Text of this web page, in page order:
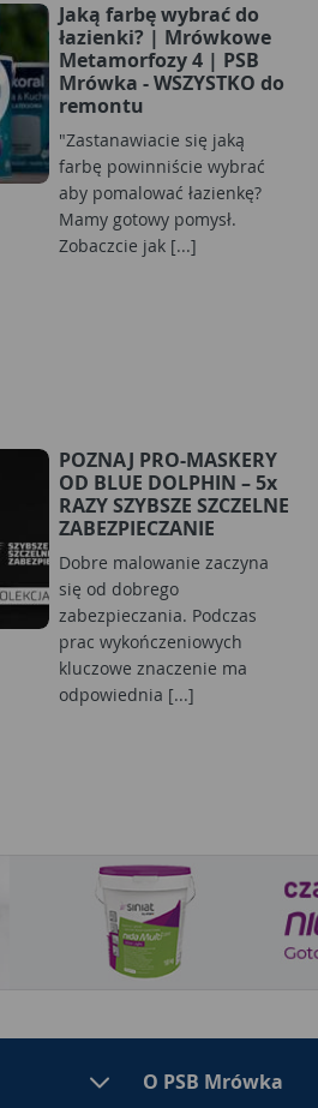
Jaką farbę wybrać do
łazienki? | Mrówkowe
Metamorfozy 4 | PSB
Mrówka - WSZYSTKO do
remontu
"Zastanawiacie się jaką
farbę powinniście wybrać
aby pomalować łazienkę?
Mamy gotowy pomysł.
Zobaczcie jak [...]
POZNAJ PRO-MASKERY
OD BLUE DOLPHIN – 5x
RAZY SZYBSZE SZCZELNE
ZABEZPIECZANIE
Dobre malowanie zaczyna
się od dobrego
zabezpieczania. Podczas
prac wykończeniowych
kluczowe znaczenie ma
odpowiednia [...]
O PSB Mrówka